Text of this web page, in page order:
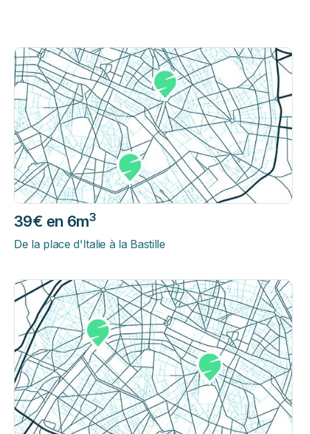
39€ en 6m3
De la place d'Italie à la Bastille